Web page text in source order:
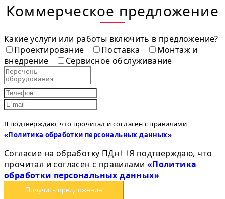
Коммерческое предложение
Какие услуги или работы включить в предложение?
Проектирование
Поставка
Монтаж и
внедрение
Сервисное обслуживание
Я подтверждаю, что прочитал и согласен с правилами
«Политика обработки персональных данных»
Согласие на обработку ПДн
Я подтверждаю, что
прочитал и согласен с правилами «Политика
обработки персональных данных»
Получить предложение